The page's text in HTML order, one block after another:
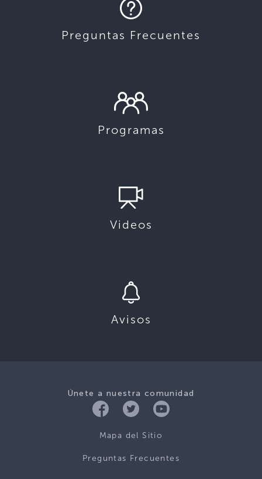
Preguntas Frecuentes
Programas
Videos
Avisos
Únete a nuestra comunidad
Mapa del Sitio
Preguntas Frecuentes